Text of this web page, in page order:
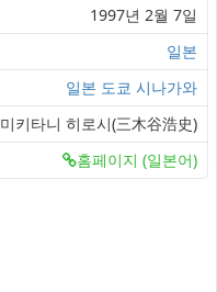
1997년 2월 7일
일본
일본 도쿄 시나가와
미키타니 히로시(三木谷浩史)
홈페이지 (일본어)